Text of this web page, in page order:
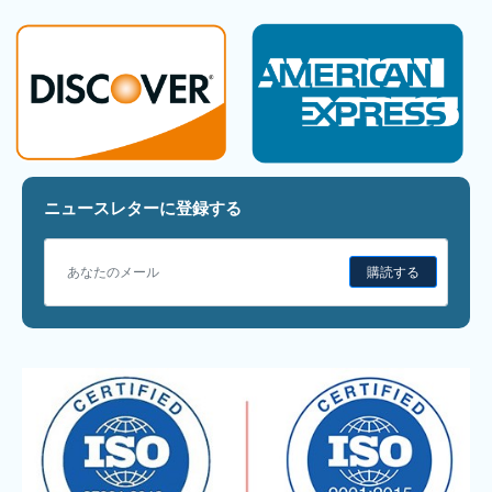
ニュースレターに登録する
購読する